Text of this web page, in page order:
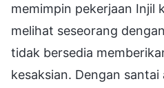
memimpin pekerjaan Injil
melihat seseorang
tidak bersedia
kesaksian. Dengan santai